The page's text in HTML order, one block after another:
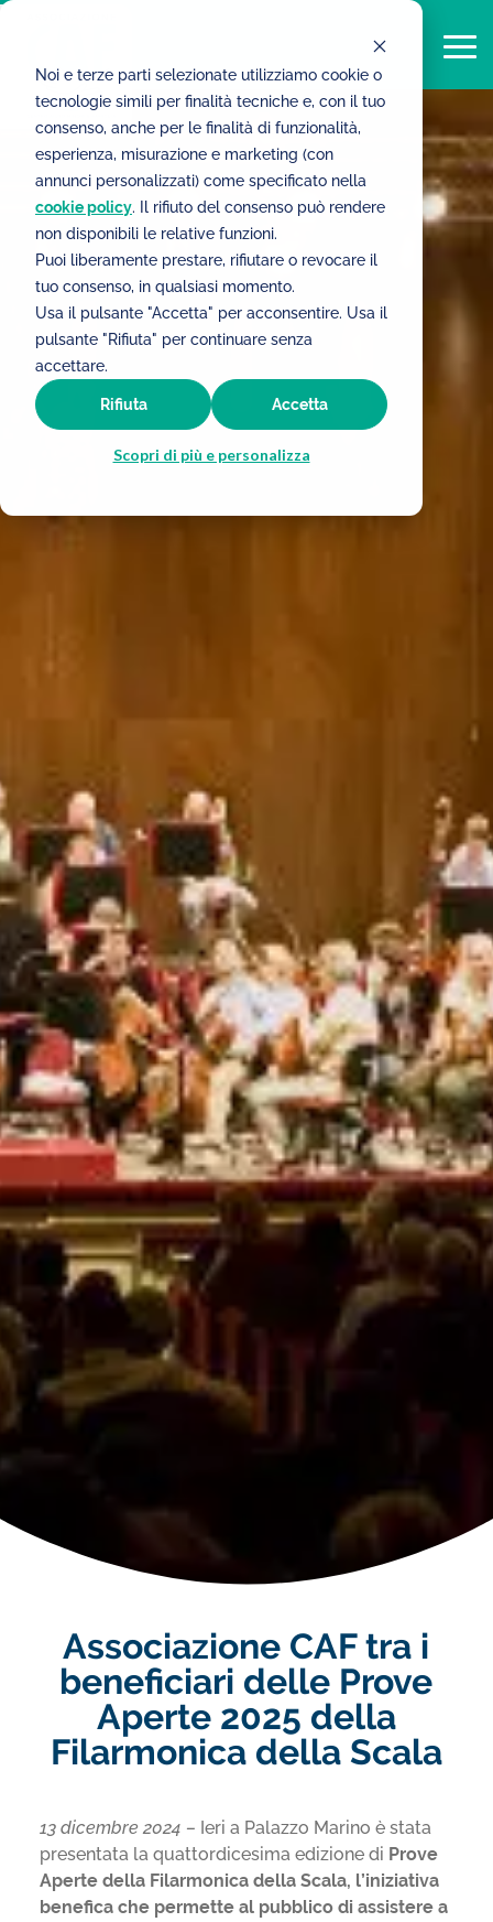
Noi e terze parti selezionate utilizziamo cookie o
tecnologie simili per finalità tecniche e, con il tuo
consenso, anche per le finalità di funzionalità,
esperienza, misurazione e marketing (con
annunci personalizzati) come specificato nella
cookie policy. Il rifiuto del consenso può rendere
non disponibili le relative funzioni.
Puoi liberamente prestare, rifiutare o revocare il
tuo consenso, in qualsiasi momento.
Usa il pulsante "Accetta" per acconsentire. Usa il
pulsante "Rifiuta" per continuare senza
accettare.
Scopri di più e personalizza
Accetta
Rifiuta
Associazione CAF tra i
beneficiari delle Prove
Aperte 2025 della
Filarmonica della Scala
13 dicembre 2024 – Ieri a Palazzo Marino è stata
presentata la quattordicesima edizione di Prove
Aperte della Filarmonica della Scala, l’iniziativa
benefica che permette al pubblico di assistere a